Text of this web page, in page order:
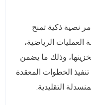
نصية ذكية تمنح
الرياضية،
وذلك ما يضمن
الخطوات المعقدة
التقليدية.